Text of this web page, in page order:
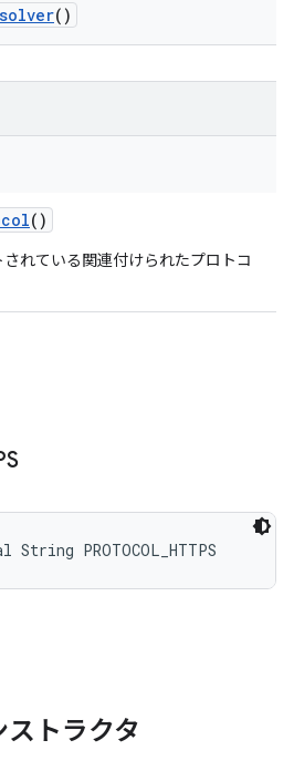
()
()
れている関連付けられたプロトコ
PROTOCOL_HTTPS
トラクタ